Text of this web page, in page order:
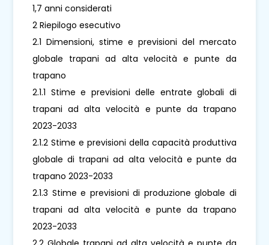
1,7 anni considerati
2 Riepilogo esecutivo
2.1 Dimensioni, stime e previsioni del mercato
globale trapani ad alta velocità e punte da
trapano
2.1.1 Stime e previsioni delle entrate globali di
trapani ad alta velocità e punte da trapano
2023-2033
2.1.2 Stime e previsioni della capacità produttiva
globale di trapani ad alta velocità e punte da
trapano 2023-2033
2.1.3 Stime e previsioni di produzione globale di
trapani ad alta velocità e punte da trapano
2023-2033